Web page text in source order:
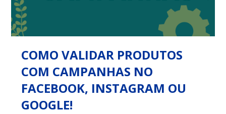
COMO VALIDAR PRODUTOS
COM CAMPANHAS NO
FACEBOOK, INSTAGRAM OU
GOOGLE!